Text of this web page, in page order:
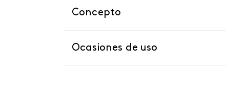
Concepto
Ocasiones de uso